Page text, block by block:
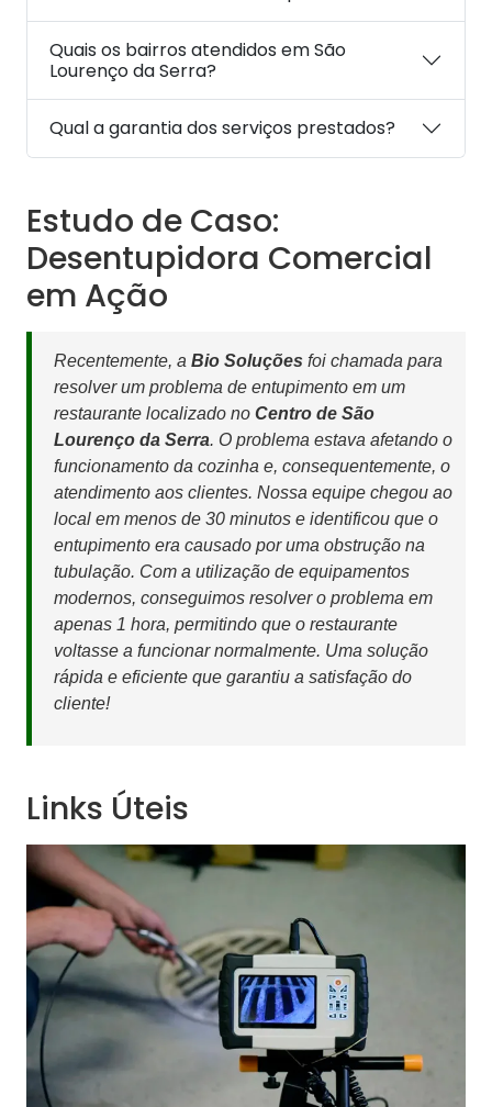
Quais os bairros atendidos em São
Lourenço da Serra?
Qual a garantia dos serviços prestados?
Estudo de Caso:
Desentupidora Comercial
em Ação
Recentemente, a Bio Soluções foi chamada para
resolver um problema de entupimento em um
restaurante localizado no Centro de São
Lourenço da Serra. O problema estava afetando o
funcionamento da cozinha e, consequentemente, o
atendimento aos clientes. Nossa equipe chegou ao
local em menos de 30 minutos e identificou que o
entupimento era causado por uma obstrução na
tubulação. Com a utilização de equipamentos
modernos, conseguimos resolver o problema em
apenas 1 hora, permitindo que o restaurante
voltasse a funcionar normalmente. Uma solução
rápida e eficiente que garantiu a satisfação do
cliente!
Links Úteis